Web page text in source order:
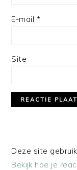
E-mail *
Site
Deze site
Bekijk hoe je